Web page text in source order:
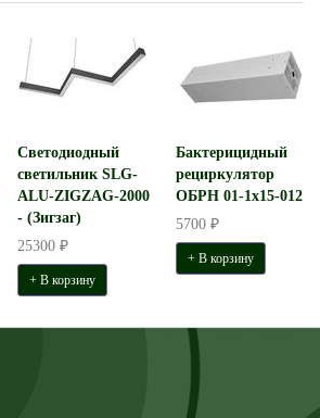
Светодиодный
светильник SLG-
ALU-ZIGZAG-2000
- (Зигзаг)
25300 ₽
+ В корзину
Бактерицидный
рециркулятор
ОБРН 01-1x15-012
5700 ₽
+ В корзину